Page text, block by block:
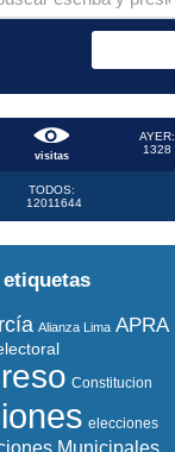
visitas
AYER:
1328
TODOS:
12011644
etiquetas
Alianza Lima APRA
Constitucion
elecciones
Municipales